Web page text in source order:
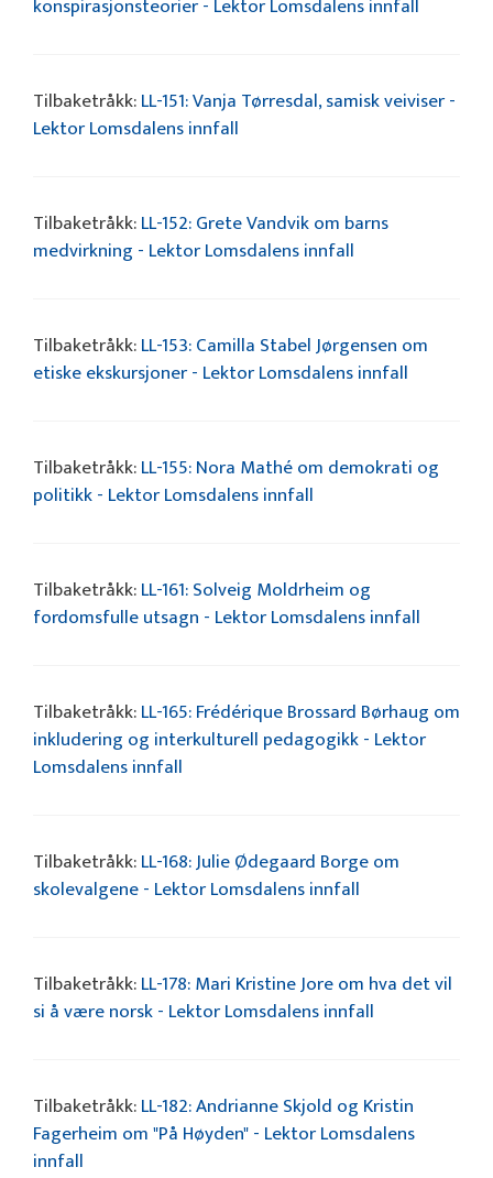
konspirasjonsteorier - Lektor Lomsdalens innfall
Tilbaketråkk:LL-151: Vanja Tørresdal, samisk veiviser -
Lektor Lomsdalens innfall
Tilbaketråkk:LL-152: Grete Vandvik om barns
medvirkning - Lektor Lomsdalens innfall
Tilbaketråkk:LL-153: Camilla Stabel Jørgensen om
etiske ekskursjoner - Lektor Lomsdalens innfall
Tilbaketråkk:LL-155: Nora Mathé om demokrati og
politikk - Lektor Lomsdalens innfall
Tilbaketråkk:LL-161: Solveig Moldrheim og
fordomsfulle utsagn - Lektor Lomsdalens innfall
Tilbaketråkk:LL-165: Frédérique Brossard Børhaug om
inkludering og interkulturell pedagogikk - Lektor
Lomsdalens innfall
Tilbaketråkk:LL-168: Julie Ødegaard Borge om
skolevalgene - Lektor Lomsdalens innfall
Tilbaketråkk:LL-178: Mari Kristine Jore om hva det vil
si å være norsk - Lektor Lomsdalens innfall
Tilbaketråkk:LL-182: Andrianne Skjold og Kristin
Fagerheim om "På Høyden" - Lektor Lomsdalens
innfall